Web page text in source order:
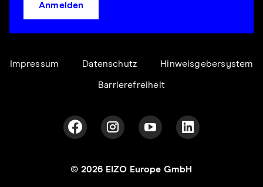
Anmelden
Impressum Datenschutz Hinweisgebersystem
Barrierefreiheit
© 2026 EIZO Europe GmbH